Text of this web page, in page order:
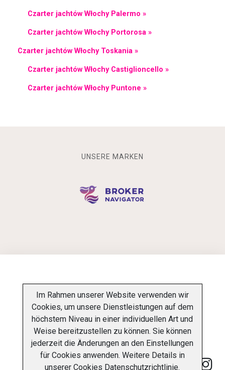
Czarter jachtów Włochy Palermo »
Czarter jachtów Włochy Portorosa »
Czarter jachtów Włochy Toskania »
Czarter jachtów Włochy Castiglioncello »
Czarter jachtów Włochy Puntone »
UNSERE MARKEN
INFORMATIONSPFLICHT
DATENSCHUTZ-BESTIMMUNGEN ÜBER UNS
KONTAKT
Im Rahmen unserer Website verwenden wir
Cookies, um unsere Dienstleistungen auf dem
höchstem Niveau in einer individuellen Art und
Weise bereitzustellen zu können. Sie können
jederzeit die Änderungen an den Einstellungen
für Cookies anwenden. Weitere Details in
unsererCookies Datenschutzrichtlinie.